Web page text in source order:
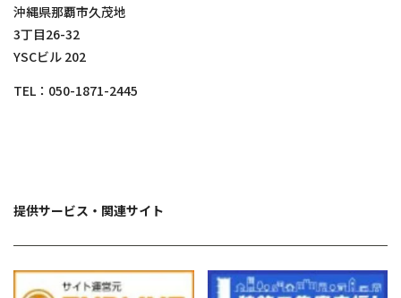
沖縄県那覇市久茂地
3丁目26-32
YSCビル 202
TEL： 050-1871-2445
提供サービス・関連サイト